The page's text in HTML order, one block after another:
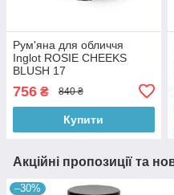
Рум'яна для обличчя
Inglot ROSIE CHEEKS
BLUSH 17
756 ₴ 840 ₴
Купити
Акційні пропозиції та
–30%